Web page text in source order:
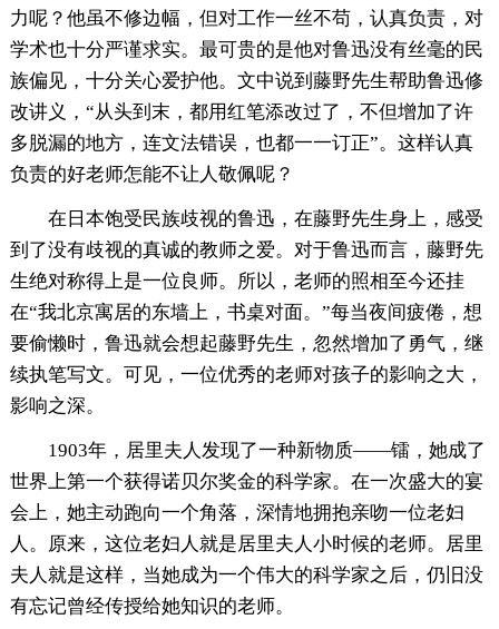
力呢？他虽不修边幅，但对工作一丝不苟，认真负责，对
学术也十分严谨求实。最可贵的是他对鲁迅没有丝毫的民
族偏见，十分关心爱护他。文中说到藤野先生帮助鲁迅修
改讲义，“从头到末，都用红笔添改过了，不但增加了许
多脱漏的地方，连文法错误，也都一一订正”。这样认真
负责的好老师怎能不让人敬佩呢？
在日本饱受民族歧视的鲁迅，在藤野先生身上，感受
到了没有歧视的真诚的教师之爱。对于鲁迅而言，藤野先
生绝对称得上是一位良师。所以，老师的照相至今还挂
在“我北京寓居的东墙上，书桌对面。”每当夜间疲倦，想
要偷懒时，鲁迅就会想起藤野先生，忽然增加了勇气，继
续执笔写文。可见，一位优秀的老师对孩子的影响之大，
影响之深。
1903年，居里夫人发现了一种新物质——镭，她成了
世界上第一个获得诺贝尔奖金的科学家。在一次盛大的宴
会上，她主动跑向一个角落，深情地拥抱亲吻一位老妇
人。原来，这位老妇人就是居里夫人小时候的老师。居里
夫人就是这样，当她成为一个伟大的科学家之后，仍旧没
有忘记曾经传授给她知识的老师。